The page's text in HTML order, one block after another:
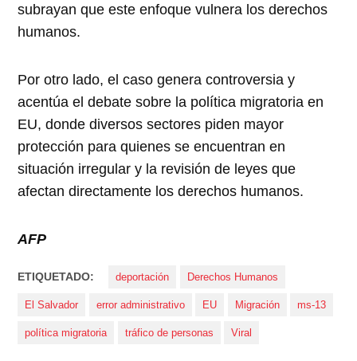
subrayan que este enfoque vulnera los derechos
humanos.
Por otro lado, el caso genera controversia y
acentúa el debate sobre la política migratoria en
EU, donde diversos sectores piden mayor
protección para quienes se encuentran en
situación irregular y la revisión de leyes que
afectan directamente los derechos humanos.
AFP
ETIQUETADO: deportación Derechos Humanos
El Salvador error administrativo EU Migración ms-13
política migratoria tráfico de personas Viral